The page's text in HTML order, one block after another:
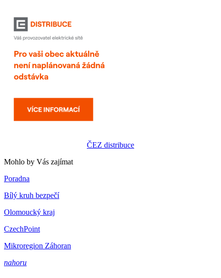
ČEZ distribuce
Mohlo by Vás zajímat
Poradna
Bílý kruh bezpečí
Olomoucký kraj
CzechPoint
Mikroregion Záhoran
nahoru